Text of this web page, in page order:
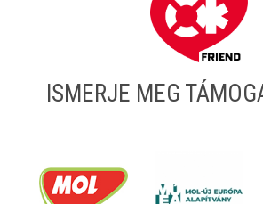
ISMERJE MEG